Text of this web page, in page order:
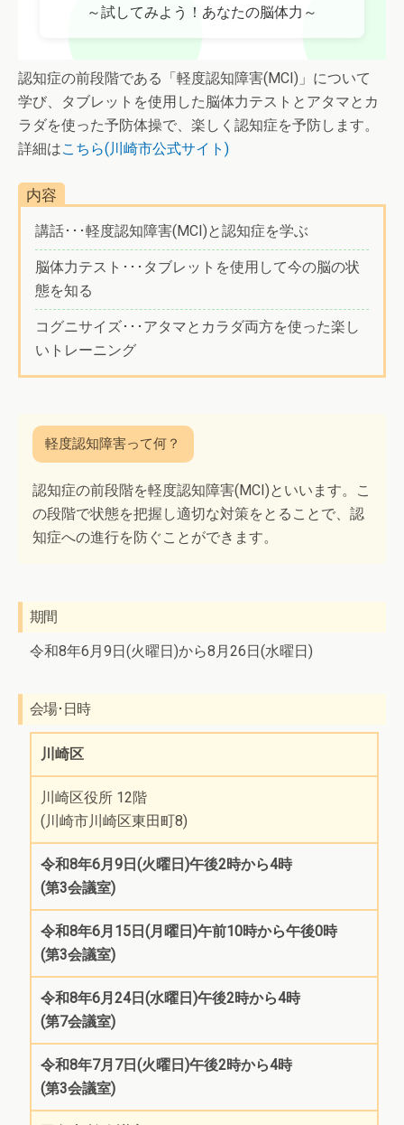
～試してみよう！あなたの脳体力～
認知症の前段階である「軽度認知障害(MCI)」について
学び、タブレットを使用した脳体力テストとアタマとカ
ラダを使った予防体操で、楽しく認知症を予防します。
詳細はこちら(川崎市公式サイト)
内容
講話･･･軽度認知障害(MCI)と認知症を学ぶ
脳体力テスト･･･タブレットを使用して今の脳の状
態を知る
コグニサイズ･･･アタマとカラダ両方を使った楽し
いトレーニング
認知症の前段階を軽度認知障害(MCI)といいます。こ
の段階で状態を把握し適切な対策をとることで、認
知症への進行を防ぐことができます。
期間
令和8年6月9日(火曜日)から8月26日(水曜日)
会場･日時
川崎区
川崎区役所 12階
(川崎市川崎区東田町8)
令和8年6月9日(火曜日)午後2時から4時
(第3会議室)
令和8年6月15日(月曜日)午前10時から午後0時
(第3会議室)
令和8年6月24日(水曜日)午後2時から4時
(第7会議室)
令和8年7月7日(火曜日)午後2時から4時
(第3会議室)